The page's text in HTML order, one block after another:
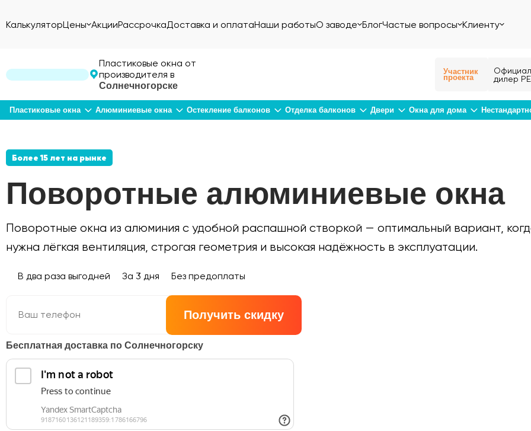
КалькуляторЦены АкцииРассрочкаДоставка и оплатаНаши работыО заводе БлогЧастые вопросы Клиенту
Пластиковые окна от
производителя в
Солнечногорске
Участник
проекта
дилер
Пластиковые окна Алюминиевые окна Остекление балконов Отделка балконов Двери Окна для дома
Более 15 лет на рынке
Поворотные алюминиевые окна
Поворотные окна из алюминия с удобной распашной створкой — оптимальный вариант,
нужна лёгкая вентиляция, строгая геометрия и высокая надёжность в эксплуатации.
В два раза выгодней За 3 дня Без предоплаты
Получить скидку
Бесплатная доставка по Солнечногорску